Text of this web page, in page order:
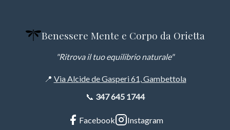
Benessere Mente e Corpo da Orietta
"Ritrova il tuo equilibrio naturale"
📍 Via Alcide de Gasperi 61, Gambettola
📞 347 645 1744
Facebook Instagram